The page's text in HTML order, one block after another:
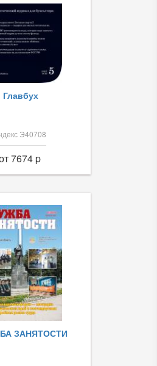
Главбух
Э40708
7674 p
ЗАНЯТОСТИ